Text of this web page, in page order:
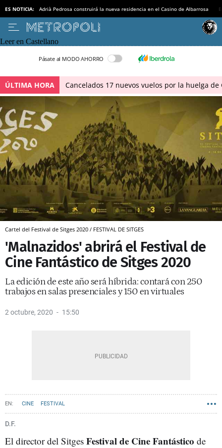
ES NOTICIA: Adrià Pedrosa construirá la nueva residencia en el Casino de Albarrosa
Leer en Castellano
Pásate al MODO AHORRO
ÚLTIMA HORA Cancelados 17 nuevos vuelos por la huelga
Cartel del Festival de Sitges 2020 / FESTIVAL DE SITGES
'Malnazidos' abrirá el Festival de
Cine Fantástico de Sitges 2020
La edición de este año será híbrida: contará con 250
trabajos en salas presenciales y 150 en virtuales
2 octubre, 2020 15:50
CINE FESTIVAL
D.F.
El director del Sitges Festival de Cine Fantástico de